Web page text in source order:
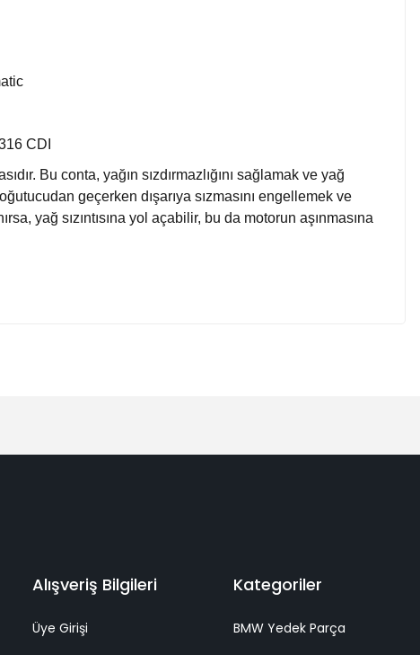
CDI
Bu conta, yağın sızdırmazlığını sağlamak ve yağ
geçerken dışarıya sızmasını engellemek ve
yağ sızıntısına yol açabilir, bu da motorun aşınmasına
Alışveriş Bilgileri
Üye Girişi
Kategoriler
BMW Yedek Parça